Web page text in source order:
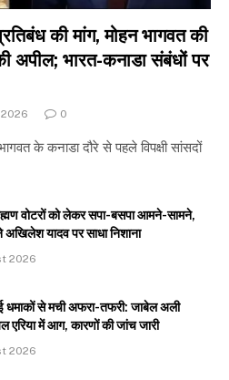
की मांग, मोहन भागवत की
अपील; भारत-कनाडा संबंधों पर
0
के कनाडा दौरे से पहले विपक्षी सांसदों
वोटरों को लेकर सपा-बसपा आमने-सामने,
अखिलेश यादव पर साधा निशाना
2026
धमाकों से मची अफरा-तफरी: जाबेल अली
एरिया में आग, कारणों की जांच जारी
2026